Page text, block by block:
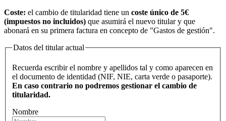
Coste: el cambio de titularidad tiene un coste único de 5€
(impuestos no incluidos) que asumirá el nuevo titular y que
abonará en su primera factura en concepto de "Gastos de gestión".
Datos del titular actual
Recuerda escribir el nombre y apellidos tal y como aparecen en
el documento de identidad (NIF, NIE, carta verde o pasaporte).
En caso contrario no podremos gestionar el cambio de
titularidad.
Nombre